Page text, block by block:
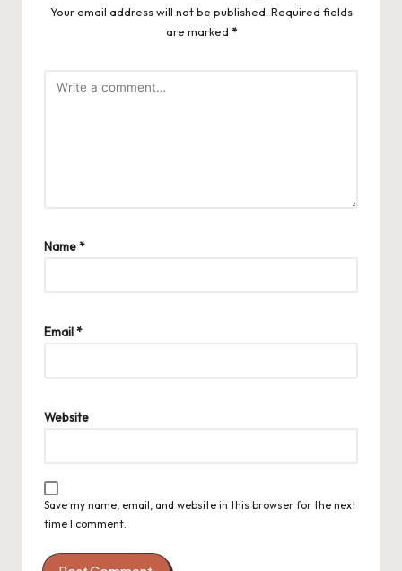
Your email address will not be published. Required fields
are marked *
Name*
Email*
Website
Save my name, email, and website in this browser for the next
time I comment.